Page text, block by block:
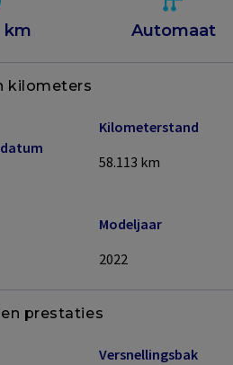
km Automaat
kilometers
Kilometerstand
58.113 km
Modeljaar
2022
prestaties
Versnellingsbak